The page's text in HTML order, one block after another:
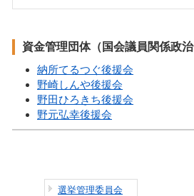
資金管理団体（国会議員関係政
納所てるつぐ後援会
野崎しんや後援会
野田ひろきち後援会
野元弘幸後援会
選挙管理委員会